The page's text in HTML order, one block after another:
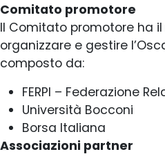
Comitato promotore
Il Comitato promotore ha
organizzare e gestire
composto da:
FERPI – Federazione
Università Bocconi
Borsa Italiana
Associazioni partner